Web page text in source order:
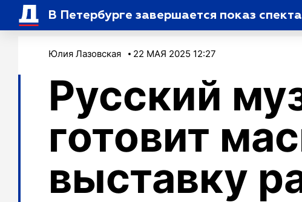
В Петербурге завершается показ
Юлия Лазовская 22 МАЯ 2025 12:27
Русский
готовит
выставку